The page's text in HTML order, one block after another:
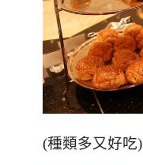
(種類多又好吃)